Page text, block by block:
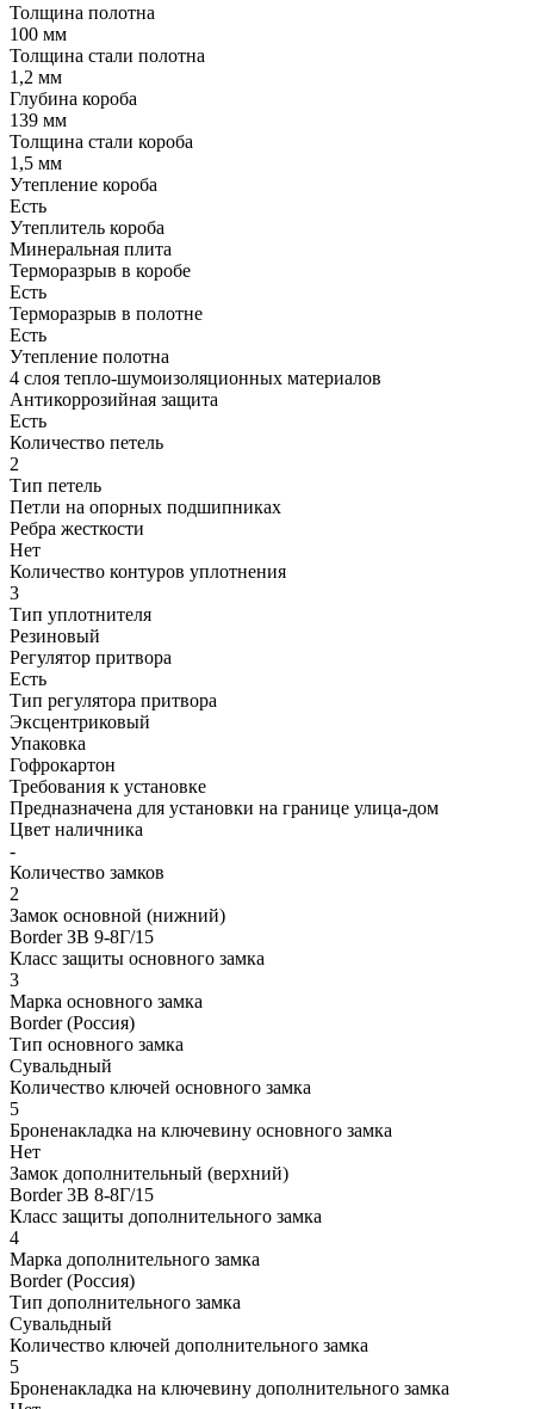
Толщина полотна
100 мм
Толщина стали полотна
1,2 мм
Глубина короба
139 мм
Толщина стали короба
1,5 мм
Утепление короба
Есть
Утеплитель короба
Минеральная плита
Терморазрыв в коробе
Есть
Терморазрыв в полотне
Есть
Утепление полотна
4 слоя тепло-шумоизоляционных материалов
Антикоррозийная защита
Есть
Количество петель
2
Тип петель
Петли на опорных подшипниках
Ребра жесткости
Нет
Количество контуров уплотнения
3
Тип уплотнителя
Резиновый
Регулятор притвора
Есть
Тип регулятора притвора
Эксцентриковый
Упаковка
Гофрокартон
Требования к установке
Предназначена для установки на границе улица-дом
Цвет наличника
-
Количество замков
2
Замок основной (нижний)
Border ЗВ 9-8Г/15
Класс защиты основного замка
3
Марка основного замка
Border (Россия)
Тип основного замка
Сувальдный
Количество ключей основного замка
5
Броненакладка на ключевину основного замка
Нет
Замок дополнительный (верхний)
Border 3В 8-8Г/15
Класс защиты дополнительного замка
4
Марка дополнительного замка
Border (Россия)
Тип дополнительного замка
Сувальдный
Количество ключей дополнительного замка
5
Броненакладка на ключевину дополнительного замка